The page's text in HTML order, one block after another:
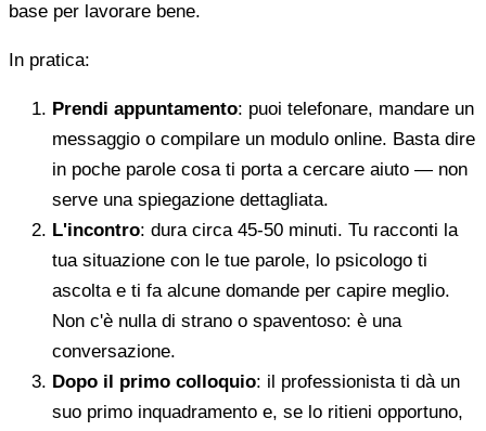
base per lavorare bene.
In pratica:
Prendi appuntamento: puoi telefonare, mandare un
messaggio o compilare un modulo online. Basta dire
in poche parole cosa ti porta a cercare aiuto — non
serve una spiegazione dettagliata.
L'incontro: dura circa 45-50 minuti. Tu racconti la
tua situazione con le tue parole, lo psicologo ti
ascolta e ti fa alcune domande per capire meglio.
Non c'è nulla di strano o spaventoso: è una
conversazione.
Dopo il primo colloquio: il professionista ti dà un
suo primo inquadramento e, se lo ritieni opportuno,